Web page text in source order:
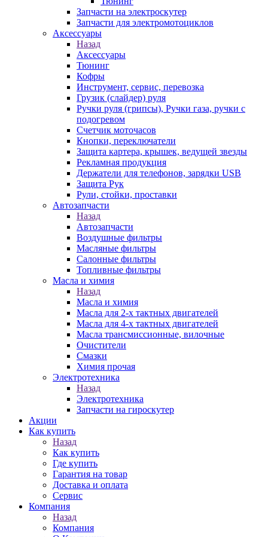
Запчасти на электроскутер
Запчасти для электромотоциклов
Аксессуары
Назад
Аксессуары
Тюнинг
Кофры
Инструмент, сервис, перевозка
Грузик (слайдер) руля
Ручки руля (грипсы), Ручки газа, ручки с
подогревом
Счетчик моточасов
Кнопки, переключатели
Защита картера, крышек, ведущей звезды
Рекламная продукция
Держатели для телефонов, зарядки USB
Защита Рук
Рули, стойки, проставки
Автозапчасти
Назад
Автозапчасти
Воздушные фильтры
Масляные фильтры
Салонные фильтры
Топливные фильтры
Масла и химия
Назад
Масла и химия
Масла для 2-х тактных двигателей
Масла для 4-х тактных двигателей
Масла трансмиссионные, вилочные
Очистители
Смазки
Химия прочая
Электротехника
Назад
Электротехника
Запчасти на гироскутер
Акции
Как купить
Назад
Как купить
Где купить
Гарантия на товар
Доставка и оплата
Сервис
Компания
Назад
Компания